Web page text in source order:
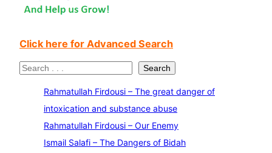
Click here for Advanced Search
S
Search
Rahmatullah Firdousi – The great danger of
intoxication and substance abuse
Rahmatullah Firdousi – Our Enemy
Ismail Salafi – The Dangers of Bidah